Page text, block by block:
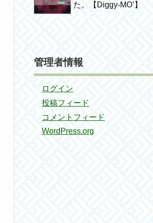
た。【Diggy-MO’】
管理者情報
ログイン
投稿フィード
コメントフィード
WordPress.org